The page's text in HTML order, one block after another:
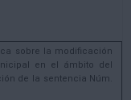
sobre la modificación
en el ámbito del
de la sentencia Núm.